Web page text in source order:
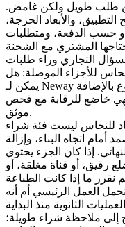
طلب طويل ولكن غامض.
والأبعاد الحرجة،
حسب الدفعة، ومتطلبات
التجاري وراء طلبات
للأجزاء الموصلة: هل
يمكن لـ Neway تسعير العمل كما هو مطبوع، أم مطبوع بالإضافة
خاضع للرقابة مع فحص
موثق.
للنحاس ليست فئة شراء
اتجاه البناء، وإزالة
إذا كان الجزء يحتوي
رقيق، أو قناة مغلقة، أو
نقرر ما إذا كانت الطباعة
العمل الرئيسي أم أنه
إلى ملاحظة شراء طويلة؛